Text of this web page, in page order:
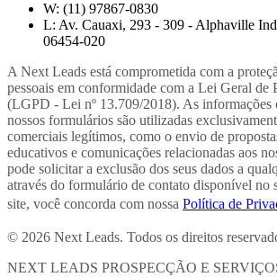
W: (11) 97867-0830
L: Av. Cauaxi, 293 - 309 - Alphaville
06454-020
A Next Leads está comprometida com a
pessoais em conformidade com a Lei Geral de
(LGPD - Lei nº 13.709/2018). As informações
nossos formulários são utilizadas
comerciais legítimos, como o envio de
educativos e comunicações relacionadas aos
pode solicitar a exclusão dos seus dados a
através do formulário de contato disponível no
site, você concorda com nossa Política de
© 2026 Next Leads. Todos os direitos
NEXT LEADS PROSPECÇÃO E